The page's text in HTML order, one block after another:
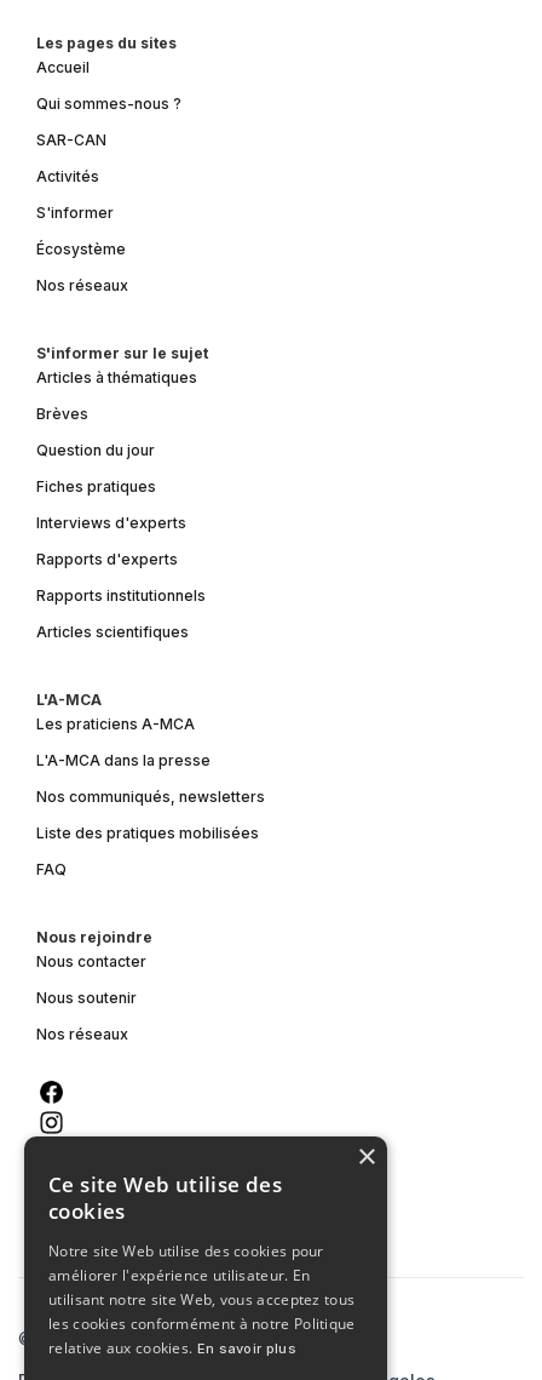
Les pages du sites
Accueil
Qui sommes-nous ?
SAR-CAN
Activités
S'informer
Écosystème
Nos réseaux
S'informer sur le sujet
Articles à thématiques
Brèves
Question du jour
Fiches pratiques
Interviews d'experts
Rapports d'experts
Rapports institutionnels
Articles scientifiques
L'A-MCA
Les praticiens A-MCA
L'A-MCA dans la presse
Nos communiqués, newsletters
Liste des pratiques mobilisées
FAQ
Nous rejoindre
Nous contacter
Nous soutenir
Nos réseaux
© 2023 Agence MCA
×
Ce site Web utilise des
cookies
Notre site Web utilise des cookies pour
améliorer l'expérience utilisateur. En
utilisant notre site Web, vous acceptez tous
les cookies conformément à notre Politique
relative aux cookies. En savoir plus